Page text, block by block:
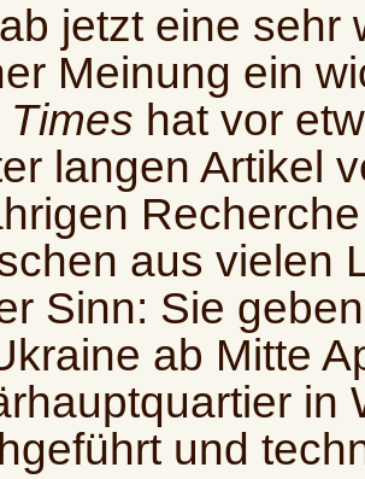
jetzt eine sehr
Meinung ein
Times hat vor
langen Artikel
aus vielen
Sinn: Sie
ab Mitte
in
und